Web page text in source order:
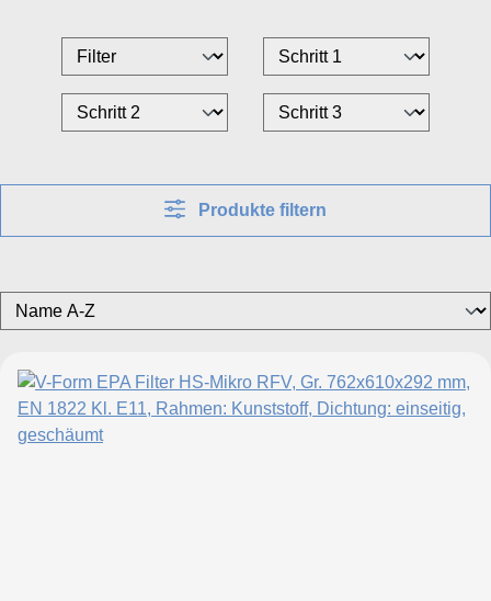
Produkte filtern